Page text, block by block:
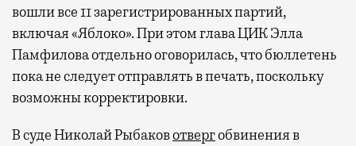
вошли все 11 зарегистрированных партий,
включая «Яблоко». При этом глава ЦИК Элла
Памфилова отдельно оговорилась, что бюллетень
пока не следует отправлять в печать, поскольку
возможны корректировки.
В суде Николай Рыбаковотвергобвинения в